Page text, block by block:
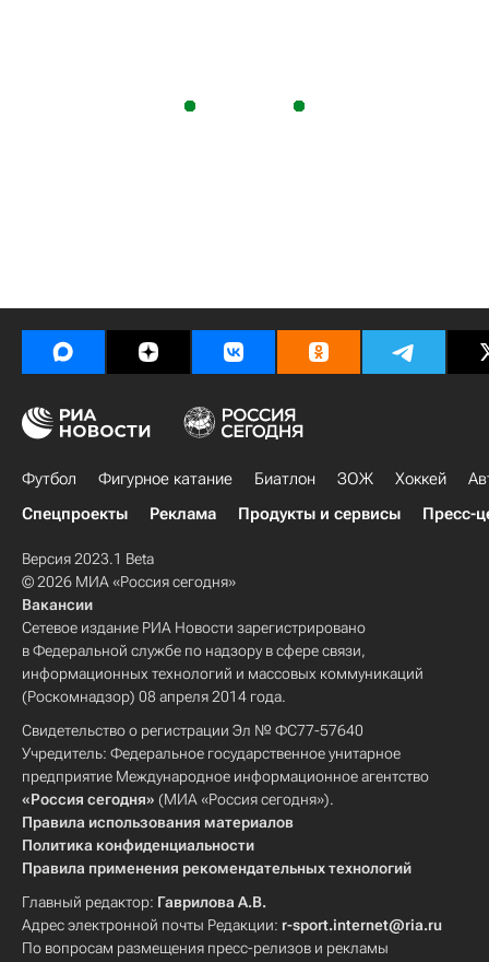
Футбол Фигурное катание Биатлон ЗОЖ Хоккей
Спецпроекты
Реклама Продукты и сервисы Пресс-
Версия 2023.1 Beta
© 2026 МИА «Россия сегодня»
Вакансии
Сетевое издание РИА Новости зарегистрировано
в Федеральной службе по надзору в сфере связи,
информационных технологий и массовых коммуникаций
(Роскомнадзор) 08 апреля 2014 года.
Свидетельство о регистрации Эл № ФС77-57640
Учредитель: Федеральное государственное унитарное
предприятие Международное информационное агентство
«Россия сегодня» (МИА «Россия сегодня»).
Правила использования материалов
Политика конфиденциальности
Правила применения рекомендательных технологий
Главный редактор: Гаврилова А.В.
Адрес электронной почты Редакции: r-sport.internet@ria.ru
По вопросам размещения пресс-релизов и рекламы